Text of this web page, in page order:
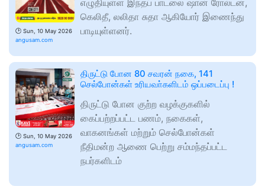
🕑 Sun, 10 May 2026
angusam.com
எழுதியுள்ள இந்தப் பாடலை ஷான் ரோல்டன்,
கெலிதீ, லலிதா சுதா ஆகியோர் இணைந்து
பாடியுள்ளனர்.
🕑 Sun, 10 May 2026
angusam.com
திருட்டு போன 80 சவரன் நகை, 141
செல்போன்கள் உரியவா்களிடம் ஒப்படைப்பு !
திருட்டு போன குற்ற வழக்குகளில்
கைப்பற்றப்பட்ட பணம், நகைகள்,
வாகனங்கள் மற்றும் செல்போன்கள்
நீதிமன்ற ஆணை பெற்று சம்மந்தப்பட்ட
நபர்களிடம்